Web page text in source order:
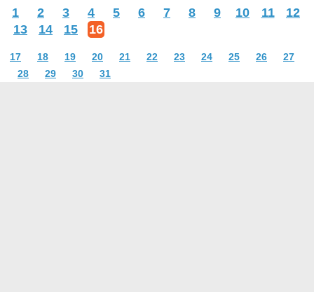
1 2 3 4 5 6 7 8 9 10 11
12
13
14 15 16
17 18 19 20 21 22 23 24 25 26
27
28
29 30 31